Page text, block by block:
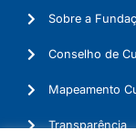
Sobre a
Conselho de
Mapeamento
Transparência